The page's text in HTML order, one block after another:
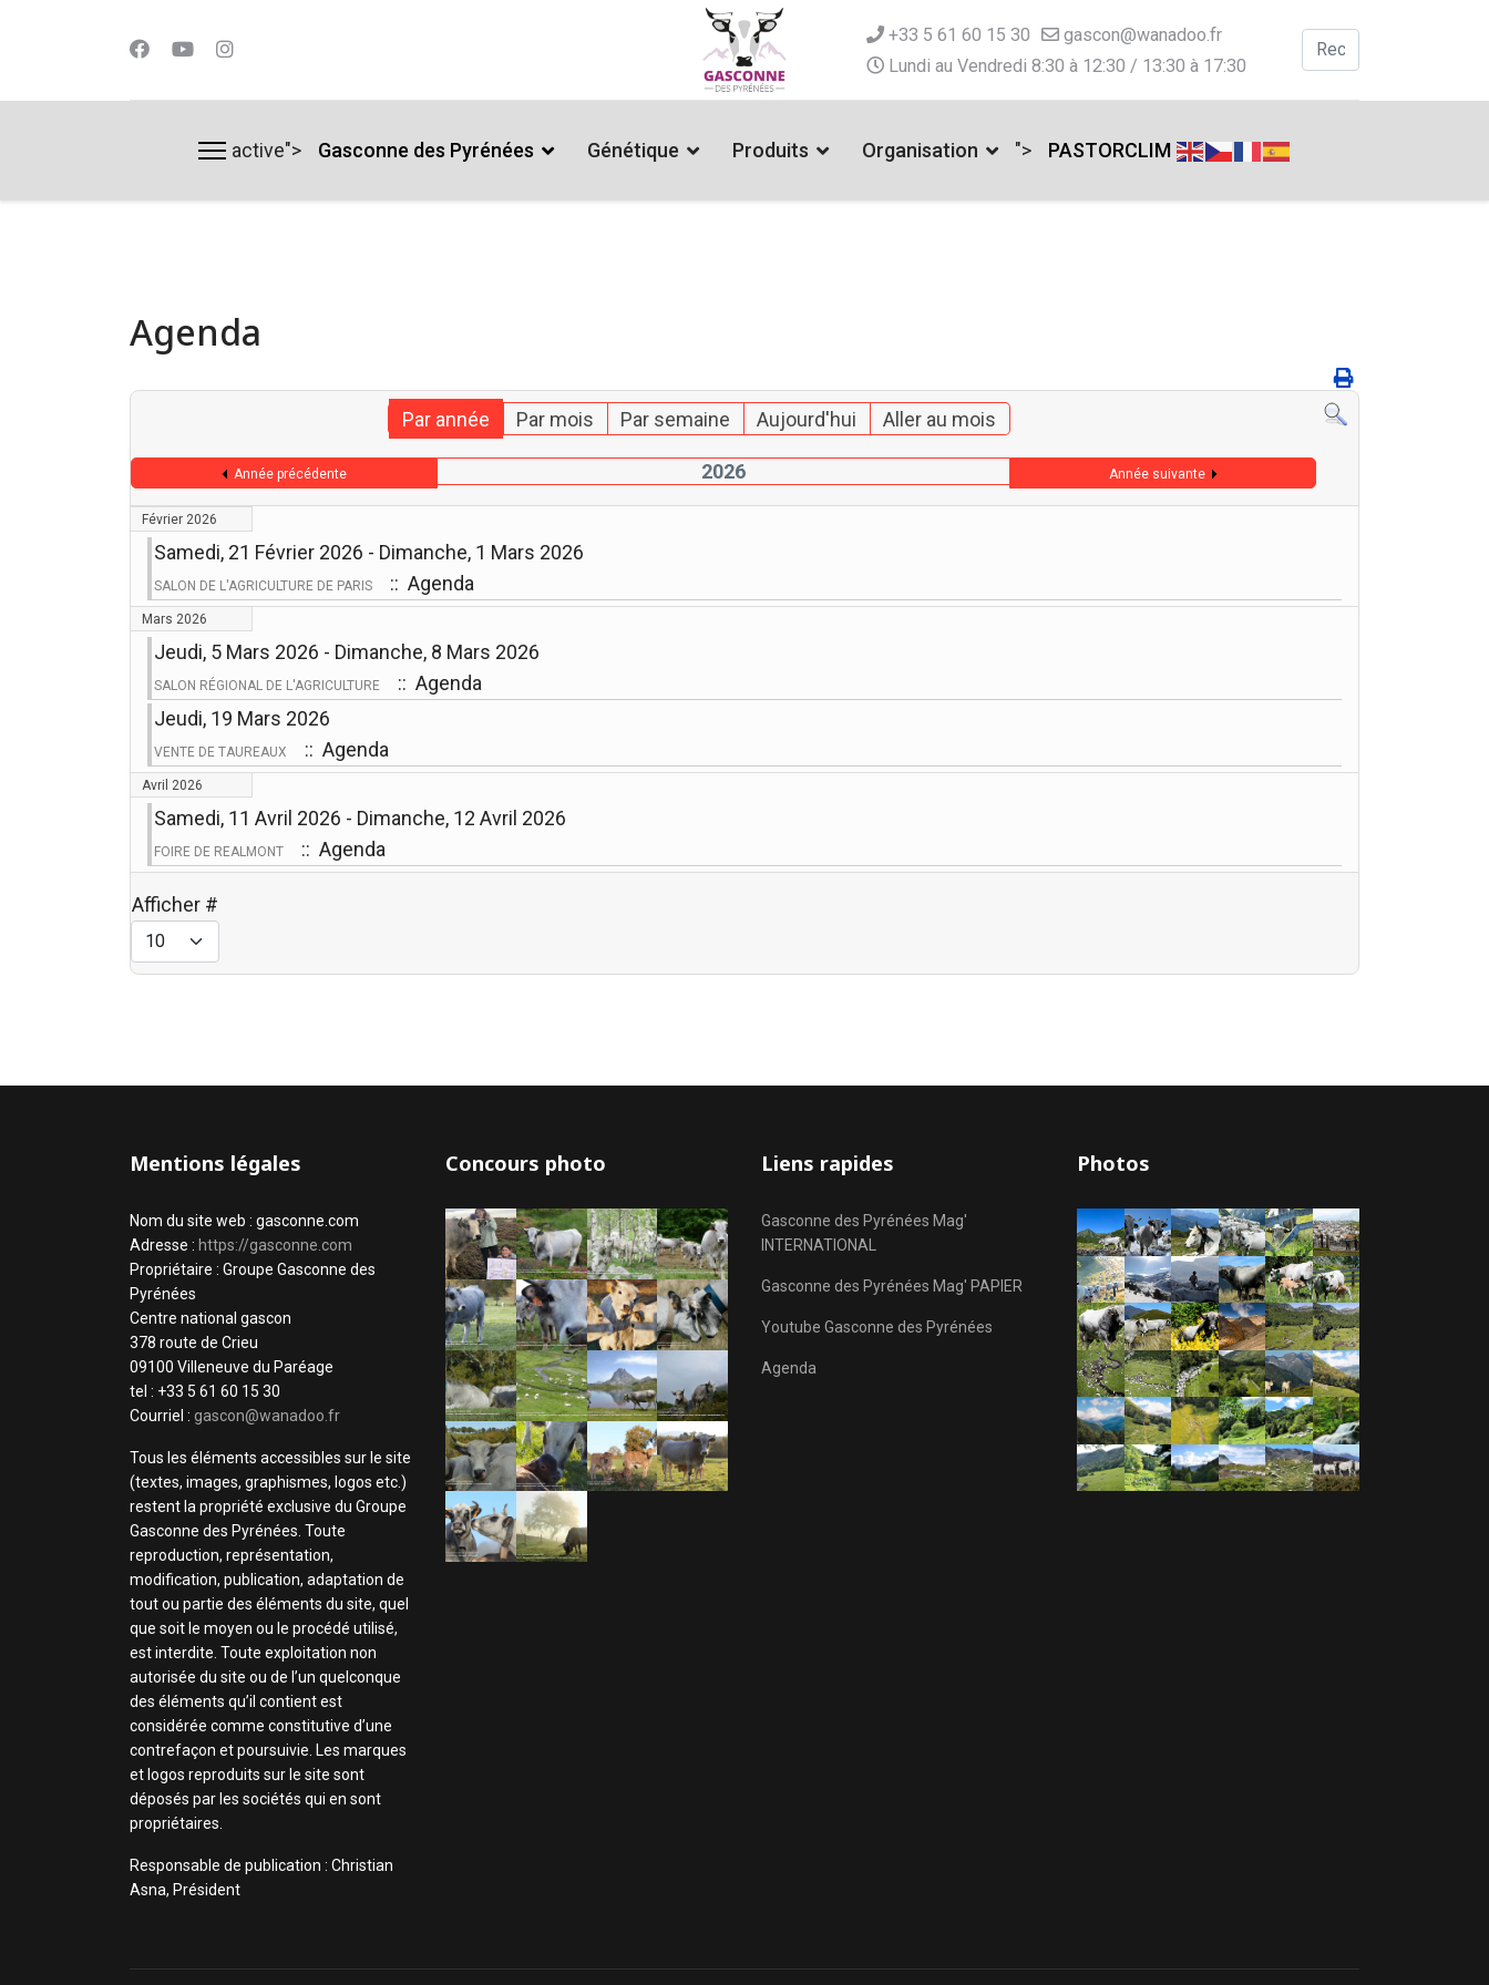
+33 5 61 60 15 30
gascon@wanadoo.fr
Lundi au Vendredi 8:30 à 12:30 / 13:30 à 17:30
Valider
active"> Gasconne des Pyrénées Génétique Produits Organisation "> PASTORCLIM
Agenda
Par année Par mois Par semaine Aujourd'hui Aller au mois
Année précédente 2026 Année suivante
Février 2026
Samedi, 21 Février 2026 - Dimanche, 1 Mars 2026
SALON DE L'AGRICULTURE DE PARIS :: Agenda
Mars 2026
Jeudi, 5 Mars 2026 - Dimanche, 8 Mars 2026
SALON RÉGIONAL DE L'AGRICULTURE
:: Agenda
Jeudi, 19 Mars 2026
VENTE DE TAUREAUX :: Agenda
Avril 2026
Samedi, 11 Avril 2026 - Dimanche, 12 Avril 2026
FOIRE DE REALMONT :: Agenda
Afficher #
Mentions légales
Nom du site web : gasconne.com
Adresse : https://gasconne.com
Propriétaire : Groupe Gasconne des
Pyrénées
Centre national gascon
378 route de Crieu
09100 Villeneuve du Paréage
tel : +33 5 61 60 15 30
Courriel : gascon@wanadoo.fr
Tous les éléments accessibles sur le site
(textes, images, graphismes, logos etc.)
restent la propriété exclusive du Groupe
Gasconne des Pyrénées. Toute
reproduction, représentation,
modification, publication, adaptation de
tout ou partie des éléments du site, quel
que soit le moyen ou le procédé utilisé,
est interdite. Toute exploitation non
autorisée du site ou de l’un quelconque
des éléments qu’il contient est
considérée comme constitutive d’une
contrefaçon et poursuivie. Les marques
et logos reproduits sur le site sont
déposés par les sociétés qui en sont
propriétaires.
Responsable de publication : Christian
Asna, Président
Concours photo Liens rapides
Gasconne des Pyrénées Mag'
INTERNATIONAL
Gasconne des Pyrénées Mag' PAPIER
Youtube Gasconne des Pyrénées
Agenda
Photos